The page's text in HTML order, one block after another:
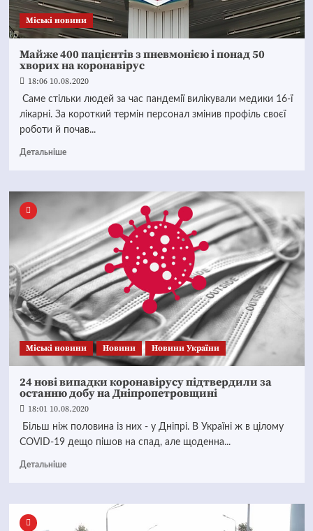
Mіські новини
Майже 400 пацієнтів з пневмонією і понад 50
хворих на коронавірус
18:06 10.08.2020
Саме стільки людей за час пандемії вилікували медики 16-ї
лікарні. За короткий термін персонал змінив профіль своєї
роботи й почав...
Детальніше
Mіські новини Новини Новини України
24 нові випадки коронавірусу підтвердили за
останню добу на Дніпропетровщині
18:01 10.08.2020
Більш ніж половина із них - у Дніпрі. В Україні ж в цілому
COVID-19 дещо пішов на спад, але щоденна...
Детальніше